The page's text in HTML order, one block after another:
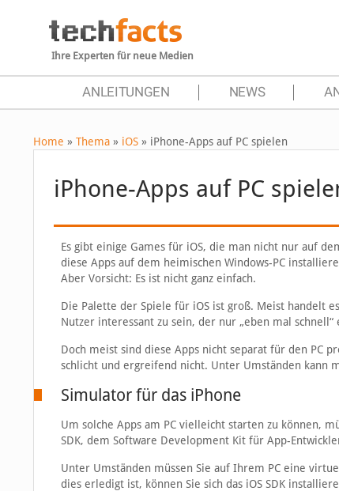
Ihre Experten für neue Medien
ANLEITUNGEN NEWS
Home » Thema » iOS » iPhone-Apps auf PC spielen
iPhone-Apps auf PC
Es gibt einige Games für iOS, die man nicht nur auf
diese Apps auf dem heimischen Windows-PC
Aber Vorsicht: Es ist nicht ganz einfach.
Die Palette der Spiele für iOS ist groß. Meist handelt
Nutzer interessant zu sein, der nur „eben mal
Doch meist sind diese Apps nicht separat für den PC
schlicht und ergreifend nicht. Unter Umständen kann
Simulator für das iPhone
Um solche Apps am PC vielleicht starten zu können,
SDK, dem Software Development Kit für App-
Unter Umständen müssen Sie auf Ihrem PC eine
dies erledigt ist, können Sie sich das iOS SDK